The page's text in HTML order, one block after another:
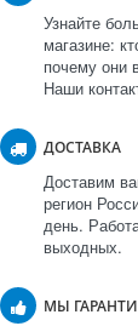
Узнайте
магазине:
почему они
Наши
ДОСТАВКА
Доставим
регион
день.
выходных.
МЫ